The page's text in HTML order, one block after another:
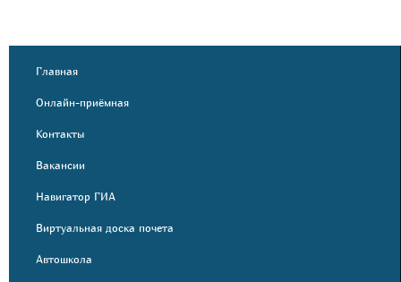
Главная
Онлайн-приёмная
Контакты
Вакансии
Навигатор ГИА
Виртуальная доска почета
Автошкола